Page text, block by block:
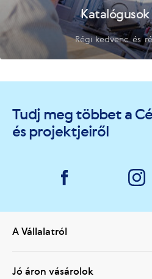
Régi kedvenc és
Tudj meg többet a
és projektjeiről
A Vállalatról
Jó áron vásárolok